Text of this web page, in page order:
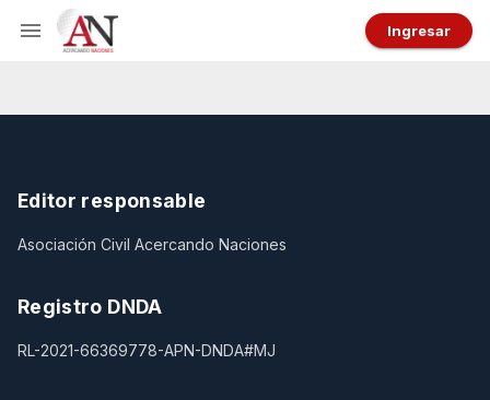
Ingresar
Editor responsable
Asociación Civil Acercando Naciones
Registro DNDA
RL-2021-66369778-APN-DNDA#MJ